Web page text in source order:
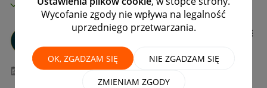
Wycofanie zgody nie wpływa na legalność
uprzedniego przetwarzania.
OK, ZGADZAM SIĘ NIE ZGADZAM SIĘ
ZMIENIAM ZGODY
MAMY ROZWIĄZANIE!
M1CH4L1
#8 Zapaleniec
‎24-11-2025 05:18